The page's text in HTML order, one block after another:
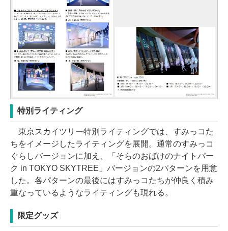
特別ライティング
東京スカイツリー特別ライティングでは、すみっコた
ちをイメージしたライティングを展開。通常のすみっコ
ぐらしバージョンに加え、「そらのおばけのナイトパー
ク in TOKYO SKYTREE」バージョンの2パターンを用意
した。各パターンの最後にはすみっコたちが仲良く積み
重なっているようなライティングも現れる。
限定グッズ